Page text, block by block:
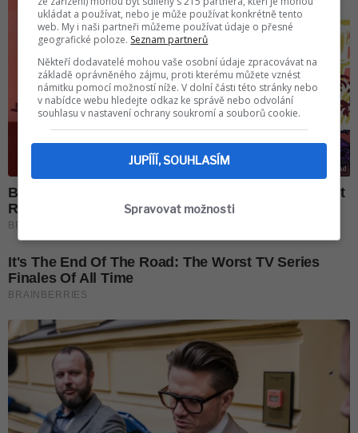
ukládat a používat, nebo je může používat konkrétně tento
web. My i naši partneři můžeme používat údaje o přesné
geografické poloze. Seznam partnerů
Někteří dodavatelé mohou vaše osobní údaje zpracovávat na
základě oprávněného zájmu, proti kterému můžete vznést
námitku pomocí možností níže. V dolní části této stránky nebo
v nabídce webu hledejte odkaz ke správě nebo odvolání
souhlasu v nastavení ochrany soukromí a souborů cookie.
JUPÍÍÍ, SOUHLASÍM
Spravovat možnosti